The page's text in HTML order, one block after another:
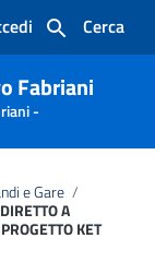
Cerca
Fabriani
-
e Gare /
A
KET